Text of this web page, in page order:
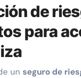
de
para
un seguro de